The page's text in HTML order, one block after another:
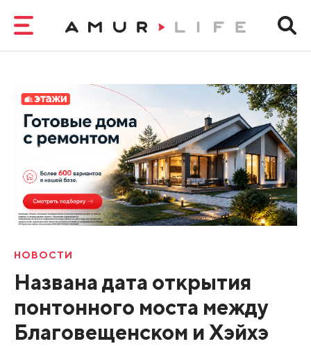
НОВОСТИ
Названа дата открытия
понтонного моста между
Благовещенском и Хэйхэ